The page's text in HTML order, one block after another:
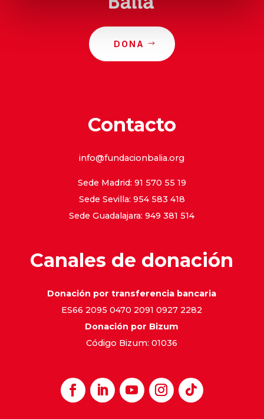
DONA
Contacto
info@fundacionbalia.org
Sede Madrid: 91 570 55 19
Sede Sevilla: 954 583 418
Sede Guadalajara: 949 381 514
Canales de donación
Donación por transferencia bancaria
ES66 2095 0470 2091 0927 2282
Donación por Bizum
Código Bizum: 01036